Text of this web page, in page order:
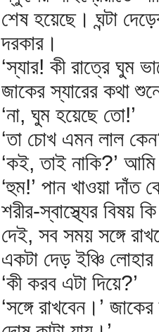
শেষ হয়েছে। ঘন্টা
দরকার।
‘স্যার! কী রাত্রে ঘুম
জাকের স্যারের কথা
‘না, ঘুম হয়েছে তো!’
‘তা চোখ এমন লাল
‘কই, তাই নাকি?’
‘হুম!’ পান খাওয়া দাঁত
শরীর-স্বাস্থ্যের বিষয়
দেই, সব সময় সঙ্গে
একটা দেড় ইঞ্চি
‘কী করব এটা দিয়ে?’
‘সঙ্গে রাখবেন।’